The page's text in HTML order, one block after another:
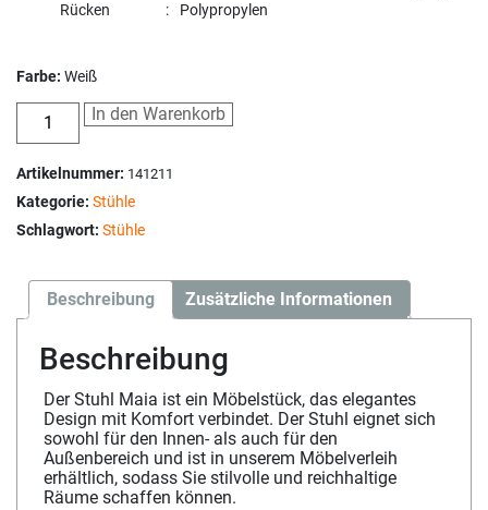
Rücken
Polypropylen
Farbe: Weiß
In den Warenkorb
Artikelnummer: 141211
Kategorie: Stühle
Schlagwort: Stühle
Beschreibung Zusätzliche Informationen
Beschreibung
Der Stuhl Maia ist ein Möbelstück, das elegantes
Design mit Komfort verbindet. Der Stuhl eignet sich
sowohl für den Innen- als auch für den
Außenbereich und ist in unserem Möbelverleih
erhältlich, sodass Sie stilvolle und reichhaltige
Räume schaffen können.